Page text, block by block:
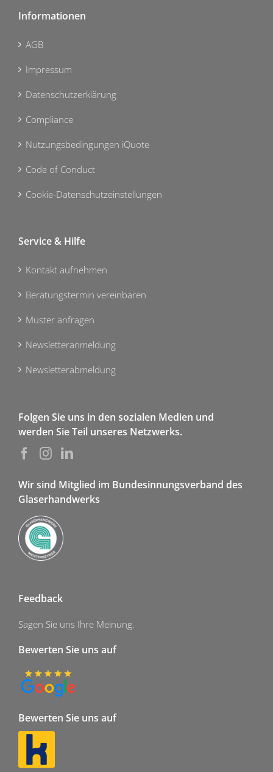
Informationen
AGB
Impressum
Datenschutzerklärung
Compliance
Nutzungsbedingungen iQuote
Code of Conduct
Cookie-Datenschutzeinstellungen
Service & Hilfe
Kontakt aufnehmen
Beratungstermin vereinbaren
Muster anfragen
Newsletteranmeldung
Newsletterabmeldung
Folgen Sie uns in den sozialen Medien und
werden Sie Teil unseres Netzwerks.
Wir sind Mitglied im Bundesinnungsverband des
Glaserhandwerks
Feedback
Sagen Sie uns Ihre Meinung.
Bewerten Sie uns auf
Bewerten Sie uns auf